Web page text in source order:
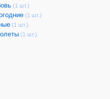
(1 шт.)
(1 шт.)
(1 шт.)
(1 шт.)